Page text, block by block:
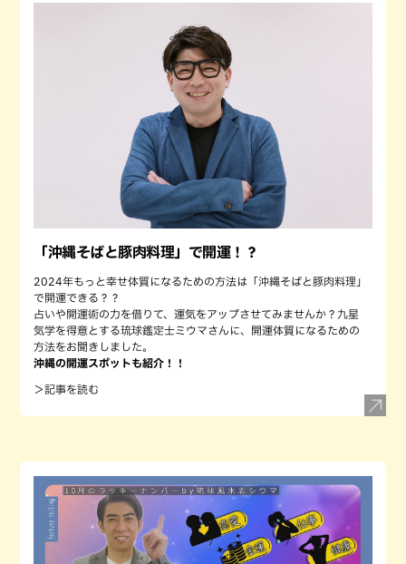
「沖縄そばと豚肉料理」で開運！？
2024年もっと幸せ体質になるための方法は「沖縄そばと豚肉料理」
で開運できる？？
占いや開運術の力を借りて、運気をアップさせてみませんか？九星
気学を得意とする琉球鑑定士ミウマさんに、開運体質になるための
方法をお聞きしました。
沖縄の開運スポットも紹介！！
＞記事を読む